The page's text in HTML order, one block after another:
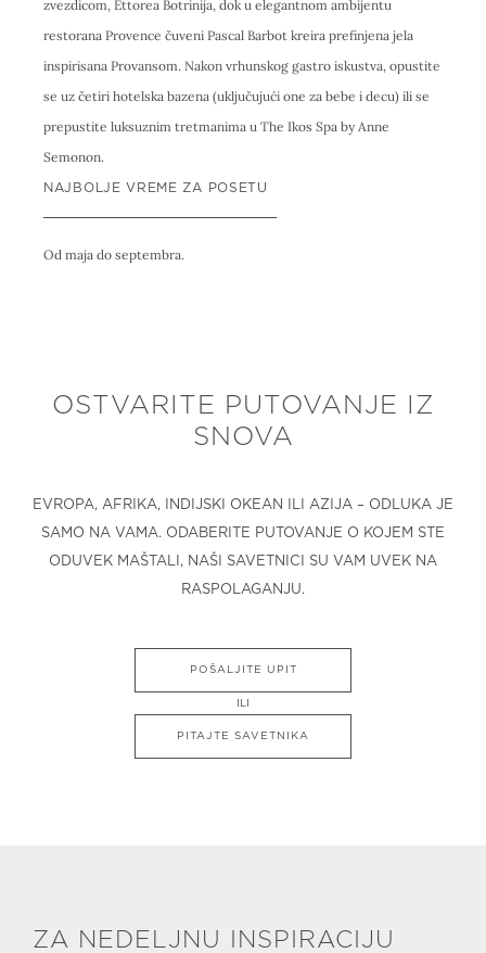
zvezdicom, Ettorea Botrinija, dok u elegantnom ambijentu
restorana Provence čuveni Pascal Barbot kreira prefinjena jela
inspirisana Provansom. Nakon vrhunskog gastro iskustva, opustite
se uz četiri hotelska bazena (uključujući one za bebe i decu) ili se
prepustite luksuznim tretmanima u The Ikos Spa by Anne
Semonon.
NAJBOLJE VREME ZA POSETU
Od maja do septembra.
OSTVARITE PUTOVANJE IZ
SNOVA
EVROPA, AFRIKA, INDIJSKI OKEAN ILI AZIJA – ODLUKA JE
SAMO NA VAMA. ODABERITE PUTOVANJE O KOJEM STE
ODUVEK MAŠTALI, NAŠI SAVETNICI SU VAM UVEK NA
RASPOLAGANJU.
POŠALJITE UPIT
PITAJTE SAVETNIKA
ZA NEDELJNU INSPIRACIJU